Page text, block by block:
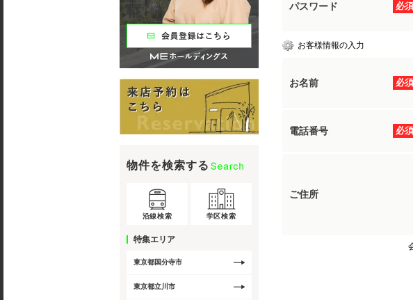
必須
パスワード
お客様情報の入力
必須
お名前
必須
電話番号
ご住所
物件を検索する
沿線検索 学区検索
特集エリア
東京都国分寺市
東京都立川市